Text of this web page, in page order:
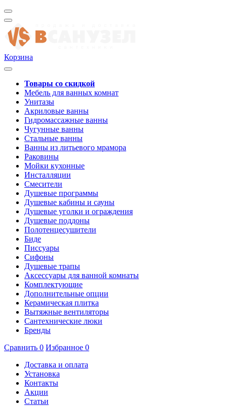
Корзина
Товары со скидкой
Мебель для ванных комнат
Унитазы
Акриловые ванны
Гидромассажные ванны
Чугунные ванны
Стальные ванны
Ванны из литьевого мрамора
Раковины
Мойки кухонные
Инсталляции
Смесители
Душевые программы
Душевые кабины и сауны
Душевые уголки и ограждения
Душевые поддоны
Полотенцесушители
Биде
Писсуары
Сифоны
Душевые трапы
Аксессуары для ванной комнаты
Комплектующие
Дополнительные опции
Керамическая плитка
Вытяжные вентиляторы
Сантехнические люки
Бренды
Сравнить 0 Избранное 0
Доставка и оплата
Установка
Контакты
Акции
Статьи